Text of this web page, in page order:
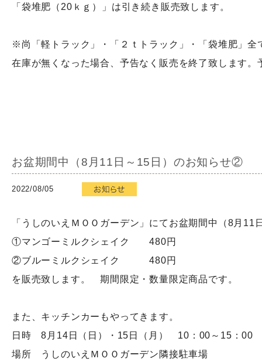
「袋堆肥（20ｋｇ）」は引き続き販売致します。
※尚「軽トラック」・「２ｔトラック」・「袋堆肥」全
在庫が無くなった場合、予告なく販売を終了致します。
お盆期間中（8月11日～15日）のお知らせ②
2022/08/05
「うしのいえＭＯＯガーデン」にてお盆期間中（8月11
①マンゴーミルクシェイク 480円
②ブルーミルクシェイク 480円
を販売致します。 期間限定・数量限定商品です。
また、キッチンカーもやってきます。
日時 8月14日（日）・15日（月） 10：00～15：00
場所 うしのいえＭＯＯガーデン隣接駐車場